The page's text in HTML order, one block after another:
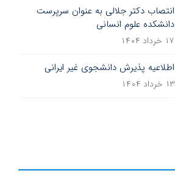
انتصاب دکتر جلالی به عنوان سرپرست
دانشکده علوم انسانی
۱۷ خرداد ۱۴۰۴
اطلاعیه پذیرش دانشجوی غیر ایرانی
۱۳ خرداد ۱۴۰۴